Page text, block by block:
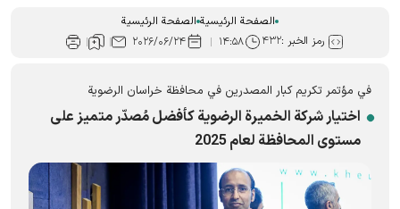
الصفحة الرئيسية الصفحة الرئيسية
رمز الخبر :۴۳۲ ۱۴:۵۸ ۲۰۲۶/۰۶/۲۴
في مؤتمر تكريم كبار المصدرين في محافظة خراسان الرضوية
اختيار شركة الخميرة الرضوية كأفضل مُصدّر متميز على
مستوى المحافظة لعام 2025